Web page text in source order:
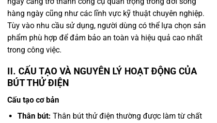
hàng ngày cũng như các lĩnh vực kỹ thuật chuyên nghiệp.
Tùy vào nhu cầu sử dụng, người dùng có thể lựa chọn sản
phẩm phù hợp để đảm bảo an toàn và hiệu quả cao nhất
trong công việc.
II. CẤU TẠO VÀ NGUYÊN LÝ HOẠT ĐỘNG CỦA
BÚT THỬ ĐIỆN
Cấu tạo cơ bản
Thân bút: Thân bút thử điện thường được làm từ chất